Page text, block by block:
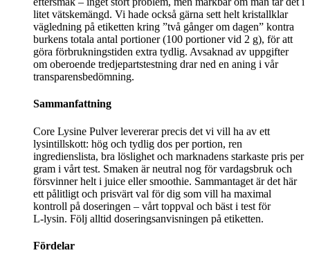
litet vätskemängd. Vi hade också gärna sett helt kristallklar
vägledning på etiketten kring ”två gånger om dagen” kontra
burkens totala antal portioner (100 portioner vid 2 g), för att
göra förbrukningstiden extra tydlig. Avsaknad av uppgifter
om oberoende tredjepartstestning drar ned en aning i vår
transparensbedömning.
Sammanfattning
Core Lysine Pulver levererar precis det vi vill ha av ett
lysintillskott: hög och tydlig dos per portion, ren
ingredienslista, bra löslighet och marknadens starkaste pris per
gram i vårt test. Smaken är neutral nog för vardagsbruk och
försvinner helt i juice eller smoothie. Sammantaget är det här
ett pålitligt och prisvärt val för dig som vill ha maximal
kontroll på doseringen – vårt toppval och bäst i test för
L‑lysin. Följ alltid doseringsanvisningen på etiketten.
Fördelar